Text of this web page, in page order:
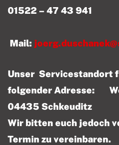
01522 – 47 43 941
Mail:
Unser Servicestandort
folgender Adresse:
04435 Schkeuditz
Wir bitten euch jedoch
Termin zu vereinbaren.